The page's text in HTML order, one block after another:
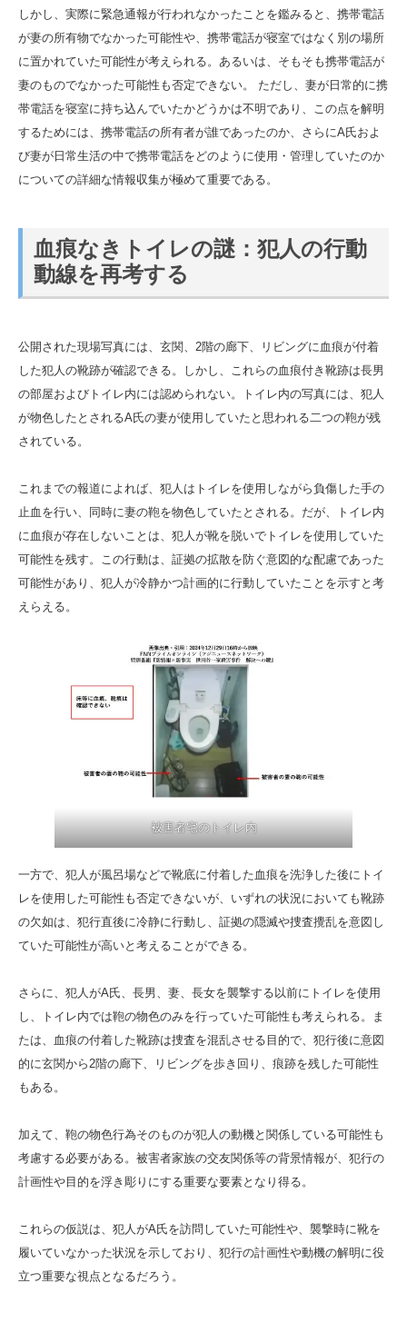
しかし、実際に緊急通報が行われなかったことを鑑みると、携帯電話
が妻の所有物でなかった可能性や、携帯電話が寝室ではなく別の場所
に置かれていた可能性が考えられる。あるいは、そもそも携帯電話が
妻のものでなかった可能性も否定できない。 ただし、妻が日常的に携
帯電話を寝室に持ち込んでいたかどうかは不明であり、この点を解明
するためには、携帯電話の所有者が誰であったのか、さらにA氏およ
び妻が日常生活の中で携帯電話をどのように使用・管理していたのか
についての詳細な情報収集が極めて重要である。
血痕なきトイレの謎：犯人の行動
動線を再考する
公開された現場写真には、玄関、2階の廊下、リビングに血痕が付着
した犯人の靴跡が確認できる。しかし、これらの血痕付き靴跡は長男
の部屋およびトイレ内には認められない。トイレ内の写真には、犯人
が物色したとされるA氏の妻が使用していたと思われる二つの鞄が残
されている。
これまでの報道によれば、犯人はトイレを使用しながら負傷した手の
止血を行い、同時に妻の鞄を物色していたとされる。だが、トイレ内
に血痕が存在しないことは、犯人が靴を脱いでトイレを使用していた
可能性を残す。この行動は、証拠の拡散を防ぐ意図的な配慮であった
可能性があり、犯人が冷静かつ計画的に行動していたことを示すと考
えらえる。
被害者宅のトイレ内
一方で、犯人が風呂場などで靴底に付着した血痕を洗浄した後にトイ
レを使用した可能性も否定できないが、いずれの状況においても靴跡
の欠如は、犯行直後に冷静に行動し、証拠の隠滅や捜査攪乱を意図し
ていた可能性が高いと考えることができる。
さらに、犯人がA氏、長男、妻、長女を襲撃する以前にトイレを使用
し、トイレ内では鞄の物色のみを行っていた可能性も考えられる。ま
たは、血痕の付着した靴跡は捜査を混乱させる目的で、犯行後に意図
的に玄関から2階の廊下、リビングを歩き回り、痕跡を残した可能性
もある。
加えて、鞄の物色行為そのものが犯人の動機と関係している可能性も
考慮する必要がある。被害者家族の交友関係等の背景情報が、犯行の
計画性や目的を浮き彫りにする重要な要素となり得る。
これらの仮説は、犯人がA氏を訪問していた可能性や、襲撃時に靴を
履いていなかった状況を示しており、犯行の計画性や動機の解明に役
立つ重要な視点となるだろう。